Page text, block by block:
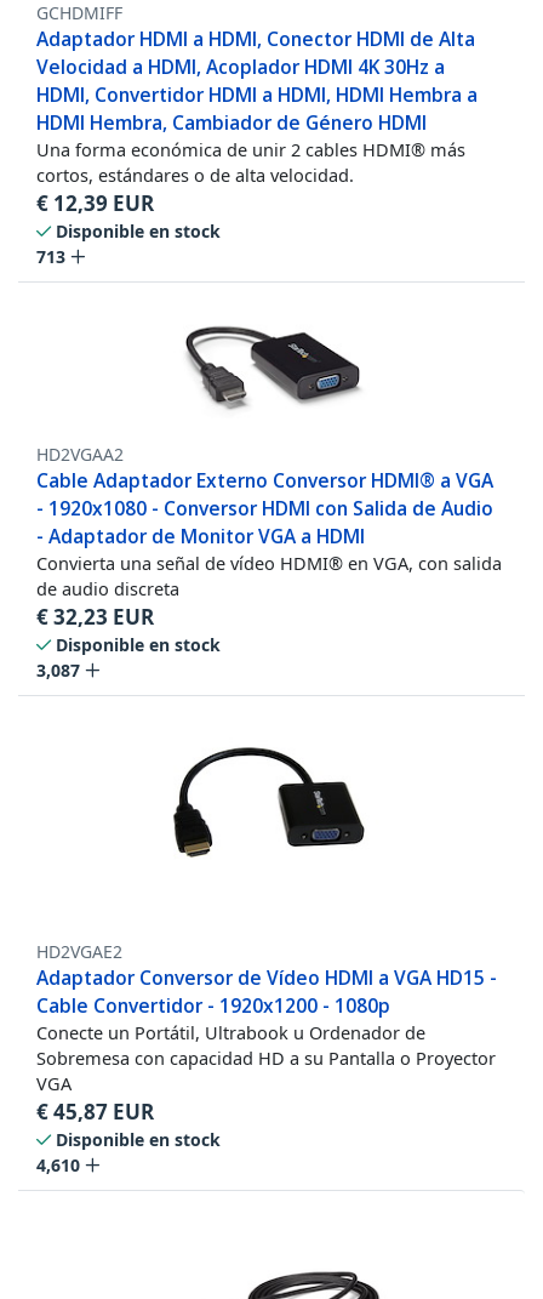
GCHDMIFF
Adaptador HDMI a HDMI, Conector HDMI de Alta
Velocidad a HDMI, Acoplador HDMI 4K 30Hz a
HDMI, Convertidor HDMI a HDMI, HDMI Hembra a
HDMI Hembra, Cambiador de Género HDMI
Una forma económica de unir 2 cables HDMI® más
cortos, estándares o de alta velocidad.
€ 12,39 EUR
Disponible en stock
713
HD2VGAA2
Cable Adaptador Externo Conversor HDMI® a VGA
- 1920x1080 - Conversor HDMI con Salida de Audio
- Adaptador de Monitor VGA a HDMI
Convierta una señal de vídeo HDMI® en VGA, con salida
de audio discreta
€32,23 EUR
Disponible en stock
3,087
HD2VGAE2
Adaptador Conversor de Vídeo HDMI a VGA HD15 -
Cable Convertidor - 1920x1200 - 1080p
Conecte un Portátil, Ultrabook u Ordenador de
Sobremesa con capacidad HD a su Pantalla o Proyector
VGA
€45,87 EUR
Disponible en stock
4,610